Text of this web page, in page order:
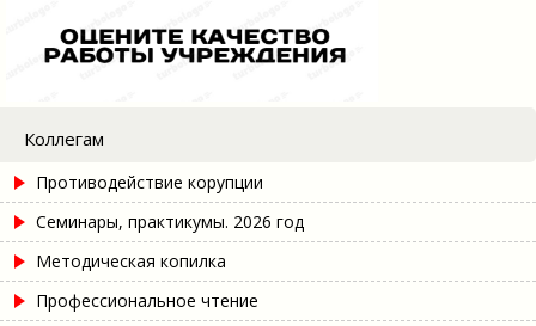
Коллегам
Противодействие корупции
Семинары, практикумы. 2026 год
Методическая копилка
Профессиональное чтение